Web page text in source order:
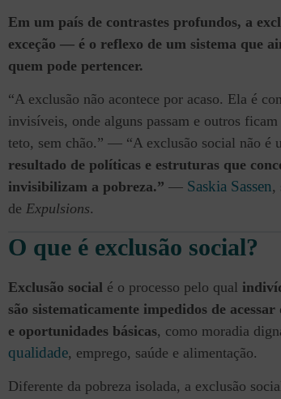
Em um país de contrastes profundos, a
exceção — é o reflexo de um sistema que
quem pode pertencer.
“A exclusão não acontece por acaso. Ela é
invisíveis, onde alguns passam e outros
teto, sem chão.” — “A exclusão social não é
resultado de políticas e estruturas que
invisibilizam a pobreza.” — Saskia Sassen,
de Expulsions.
O que é exclusão social?
Exclusão social é o processo pelo qual
são sistematicamente impedidos de
e oportunidades básicas, como moradia
qualidade, emprego, saúde e alimentação.
Diferente da pobreza isolada, a exclusão